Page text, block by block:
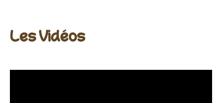
Les Vidéos